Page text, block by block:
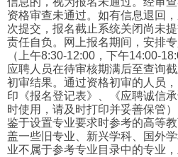
资格审查未通过。如有信息退回
次提交，报名截止系统关闭尚未
责任自负。网上报名期间，安排
（上午8:30-12:00，下午14:00-
应聘人员在待审核期满后至查询
初审结果。通过资格初审的人员
印《报名登记表》、《应聘诚信
时使用，请及时打印并妥善保管）
鉴于设置专业要求时参考的高等
盖一些旧专业、新兴学科、国外
业不属于参考专业目录中的专业